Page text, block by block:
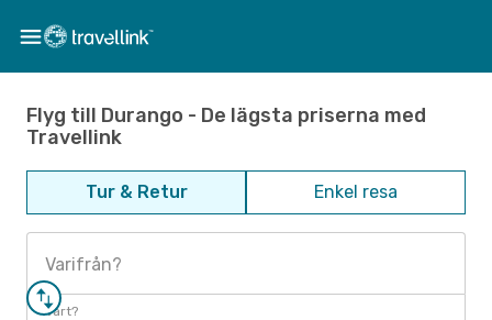
Flyg till Durango - De lägsta priserna med
Travellink
Tur & Retur Enkel resa
Varifrån?
Vart?